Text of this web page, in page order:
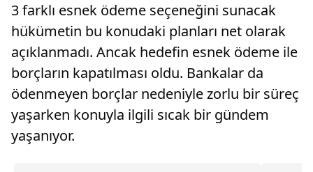
3 farklı esnek ödeme seçeneğini sunacak
hükümetin bu konudaki planları net olarak
açıklanmadı. Ancak hedefin esnek ödeme ile
borçların kapatılması oldu. Bankalar da
ödenmeyen borçlar nedeniyle zorlu bir süreç
yaşarken konuyla ilgili sıcak bir gündem
yaşanıyor.